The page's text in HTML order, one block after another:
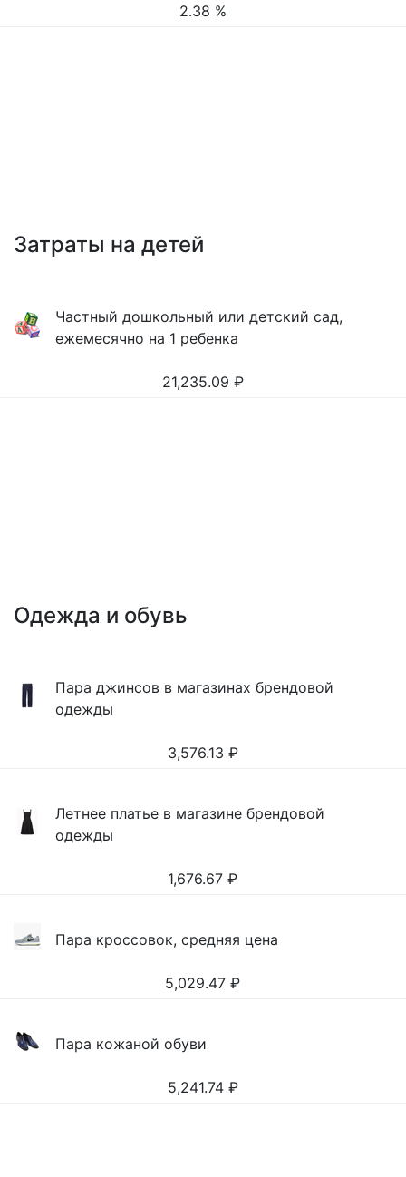
2.38 %
Затраты на детей
Частный дошкольный или детский сад,
ежемесячно на 1 ребенка
21,235.09 ₽
Одежда и обувь
Пара джинсов в магазинах брендовой
одежды
3,576.13 ₽
Летнее платье в магазине брендовой
одежды
1,676.67 ₽
Пара кроссовок, средняя цена
5,029.47 ₽
Пара кожаной обуви
5,241.74 ₽